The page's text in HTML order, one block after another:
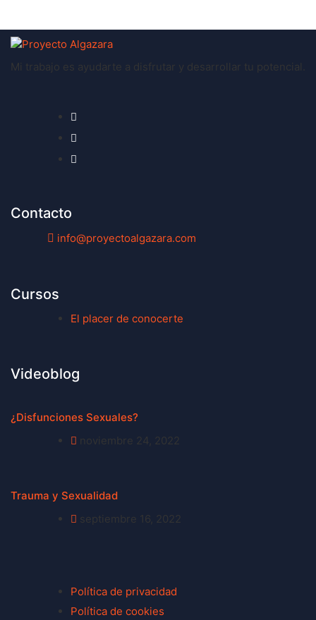
Mi trabajo es ayudarte a disfrutar y desarrollar tu potencial.
Contacto
info@proyectoalgazara.com
Cursos
El placer de conocerte
Videoblog
¿Disfunciones Sexuales?
noviembre 24, 2022
Trauma y Sexualidad
septiembre 16, 2022
Política de privacidad
Política de cookies